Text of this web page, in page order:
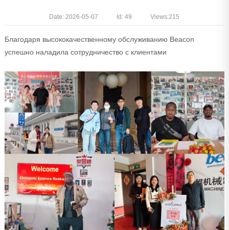
Date: 2026-05-07 Id: 49 Views:215
Благодаря высококачественному обслуживанию Beacon
успешно наладила сотрудничество с клиентами